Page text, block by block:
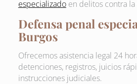
especializadoen delitos contra la
Defensa penal
Burgos
Ofrecemos asistencia legal 24
detenciones, registros, juicios
instrucciones judiciales.